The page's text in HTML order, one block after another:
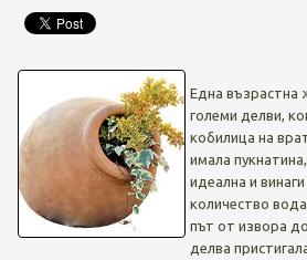
Една възрастна
големи делви,
кобилица на
имала
идеална и
количество
път от извора
делва